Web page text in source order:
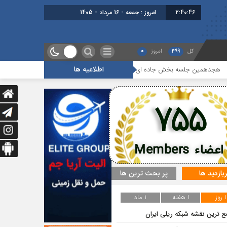
2:40:46 امروز : جمعه - 16 مرداد - 1405
کل 499 امروز 0
اطلاعیه ها جلسه بخش جاده ای برگزار شد گزارشی از آخرین جلسه بخش گمرک ،
اعضاء Members
755
ها پر بحث ترین ها
1 روز 1 هفته
1 ماه
ترین نقشه شبکه ریلی ایران